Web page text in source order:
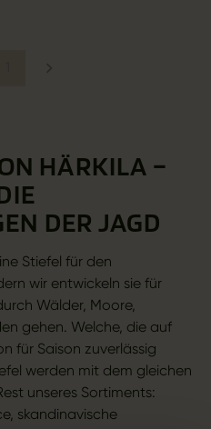
HÄRKILA –
DER JAGD
Stiefel für den
wir entwickeln sie für
Wälder, Moore,
gehen. Welche, die auf
für Saison zuverlässig
werden mit dem gleichen
unseres Sortiments:
skandinavische